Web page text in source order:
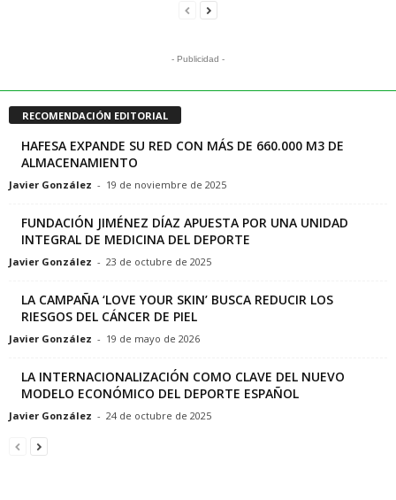
- Publicidad -
RECOMENDACIÓN EDITORIAL
HAFESA EXPANDE SU RED CON MÁS DE 660.000 M3 DE
ALMACENAMIENTO
Javier González - 19 de noviembre de 2025
FUNDACIÓN JIMÉNEZ DÍAZ APUESTA POR UNA UNIDAD
INTEGRAL DE MEDICINA DEL DEPORTE
Javier González - 23 de octubre de 2025
LA CAMPAÑA ‘LOVE YOUR SKIN’ BUSCA REDUCIR LOS
RIESGOS DEL CÁNCER DE PIEL
Javier González - 19 de mayo de 2026
LA INTERNACIONALIZACIÓN COMO CLAVE DEL NUEVO
MODELO ECONÓMICO DEL DEPORTE ESPAÑOL
Javier González - 24 de octubre de 2025